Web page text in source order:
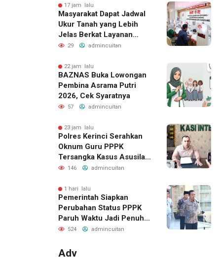
17 jam lalu
Masyarakat Dapat Jadwal
Ukur Tanah yang Lebih
Jelas Berkat Layanan
Pengukuran Terjadwal
29 admincuitan
22 jam lalu
BAZNAS Buka Lowongan
Pembina Asrama Putri
2026, Cek Syaratnya
57 admincuitan
23 jam lalu
Polres Kerinci Serahkan
Oknum Guru PPPK
Tersangka Kasus Asusila
ke Kejaksaan
146 admincuitan
1 hari lalu
Pemerintah Siapkan
Perubahan Status PPPK
Paruh Waktu Jadi Penuh
Waktu di Kemenag Kerinci
524 admincuitan
Adv